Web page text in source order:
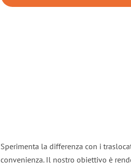
Sperimenta la differenza con i
convenienza. Il nostro obiettivo è